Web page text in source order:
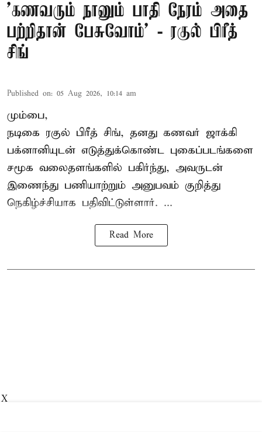
’கணவரும் நானும் பாதி நேரம் அதை
பற்றிதான் பேசுவோம்’ - ரகுல் பிரீத்
சிங்
Published on: 05 Aug 2026, 10:14 am
மும்பை,
நடிகை ரகுல் பிரீத் சிங், தனது கணவர் ஜாக்கி
பக்னானியுடன் எடுத்துக்கொண்ட புகைப்படங்களை
சமூக வலைதளங்களில் பகிர்ந்து, அவருடன்
இணைந்து பணியாற்றும் அனுபவம் குறித்து
நெகிழ்ச்சியாக பதிவிட்டுள்ளார். ...
Read More
X